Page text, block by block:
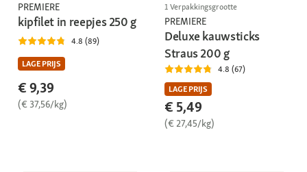
PREMIERE
kipfilet in reepjes 250 g
4.8 (89)
LAGE PRIJS
€ 9,39
(€ 37,56/kg)
1 Verpakkingsgrootte
PREMIERE
Deluxe kauwsticks
Straus 200 g
4.8 (67)
LAGE PRIJS
€ 5,49
(€ 27,45/kg)